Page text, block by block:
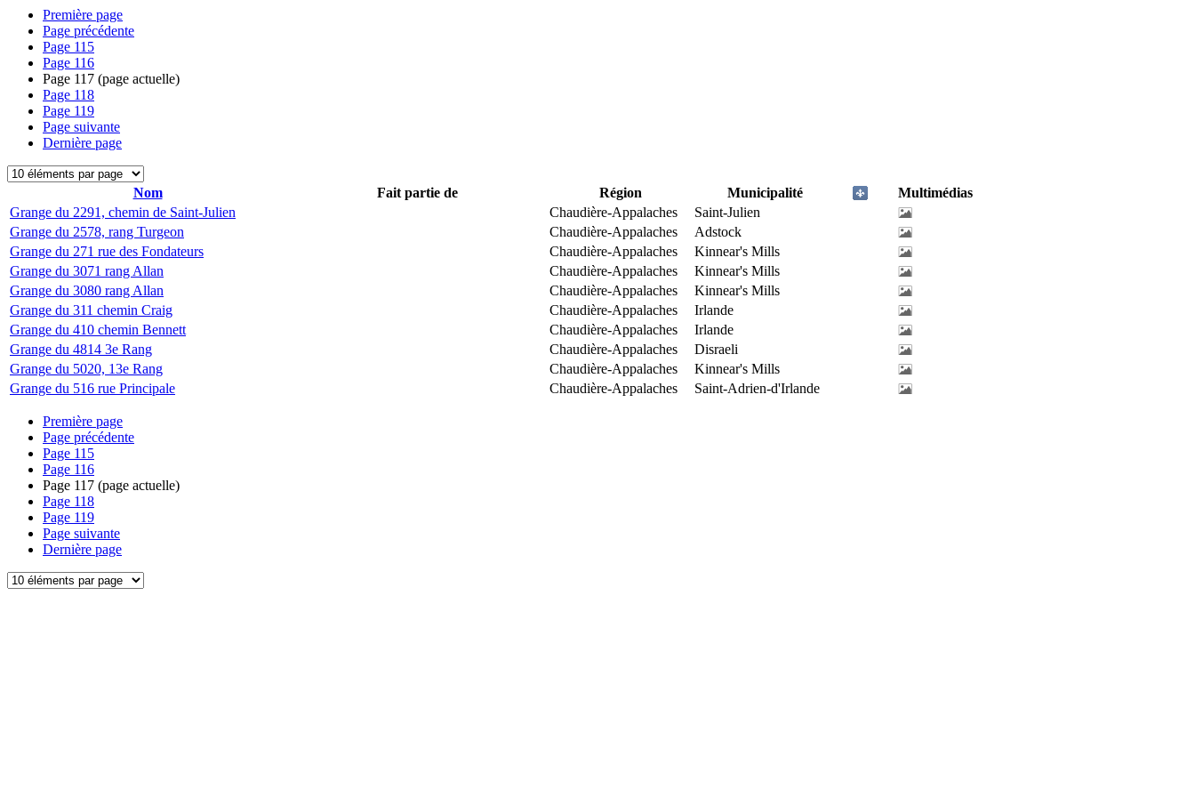
Première page
Page précédente
Page 115
Page 116
Page 117 (page actuelle)
Page 118
Page 119
Page suivante
Dernière page
Nom Fait partie de Région Municipalité
Multimédias
Grange du 2291, chemin de Saint-Julien
Chaudière-Appalaches
Saint-Julien
Grange du 2578, rang Turgeon
Chaudière-Appalaches
Adstock
Grange du 271 rue des Fondateurs
Chaudière-Appalaches
Kinnear's Mills
Grange du 3071 rang Allan
Chaudière-Appalaches
Kinnear's Mills
Grange du 3080 rang Allan
Chaudière-Appalaches
Kinnear's Mills
Grange du 311 chemin Craig
Chaudière-Appalaches
Irlande
Grange du 410 chemin Bennett
Chaudière-Appalaches
Irlande
Grange du 4814 3e Rang
Chaudière-Appalaches
Disraeli
Grange du 5020, 13e Rang
Chaudière-Appalaches
Kinnear's Mills
Grange du 516 rue Principale
Chaudière-Appalaches Saint-Adrien-d'Irlande
Première page
Page précédente
Page 115
Page 116
Page 117 (page actuelle)
Page 118
Page 119
Page suivante
Dernière page